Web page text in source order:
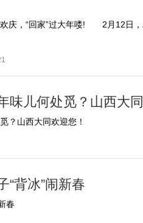
，“回家”过大年喽! 2月12日，
味儿何处觅？山西大
？山西大同欢迎您！
“背冰”闹新春
春